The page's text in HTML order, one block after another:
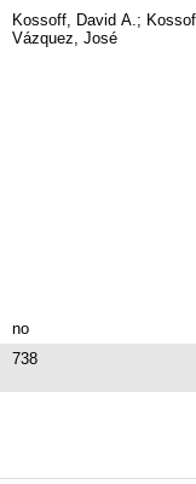
Kossoff, David A.;
Vázquez, José
no
738